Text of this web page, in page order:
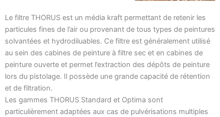
Le filtre THORUS est un média kraft permettant de retenir les
particules fines de l’air ou provenant de tous types de peintures
solvantées et hydrodiluables. Ce filtre est généralement utilisé
au sein des cabines de peinture à filtre sec et en cabines de
peinture ouverte et permet l’extraction des dépôts de peinture
lors du pistolage. Il possède une grande capacité de rétention
et de filtration.
Les gammes THORUS Standard et Optima sont
particulièrement adaptées aux cas de pulvérisations multiples